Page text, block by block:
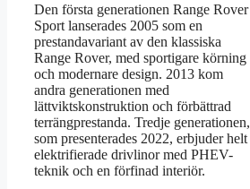
Den första generationen Range Rover
Sport lanserades 2005 som en
prestandavariant av den klassiska
Range Rover, med sportigare körning
och modernare design. 2013 kom
andra generationen med
lättviktskonstruktion och förbättrad
terrängprestanda. Tredje generationen,
som presenterades 2022, erbjuder helt
elektrifierade drivlinor med PHEV-
teknik och en förfinad interiör.